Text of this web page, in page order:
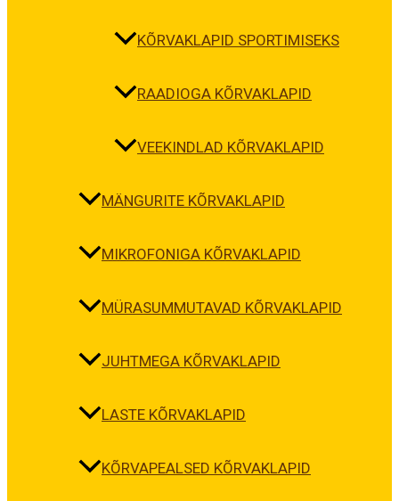
KÕRVAKLAPID SPORTIMISEKS
RAADIOGA KÕRVAKLAPID
VEEKINDLAD KÕRVAKLAPID
MÄNGURITE KÕRVAKLAPID
MIKROFONIGA KÕRVAKLAPID
MÜRASUMMUTAVAD KÕRVAKLAPID
JUHTMEGA KÕRVAKLAPID
LASTE KÕRVAKLAPID
KÕRVAPEALSED KÕRVAKLAPID